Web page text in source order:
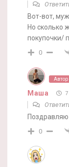
Вот-вот,
Но сколько
покупочки/
0
Автор
Маша
Поздравляю
0